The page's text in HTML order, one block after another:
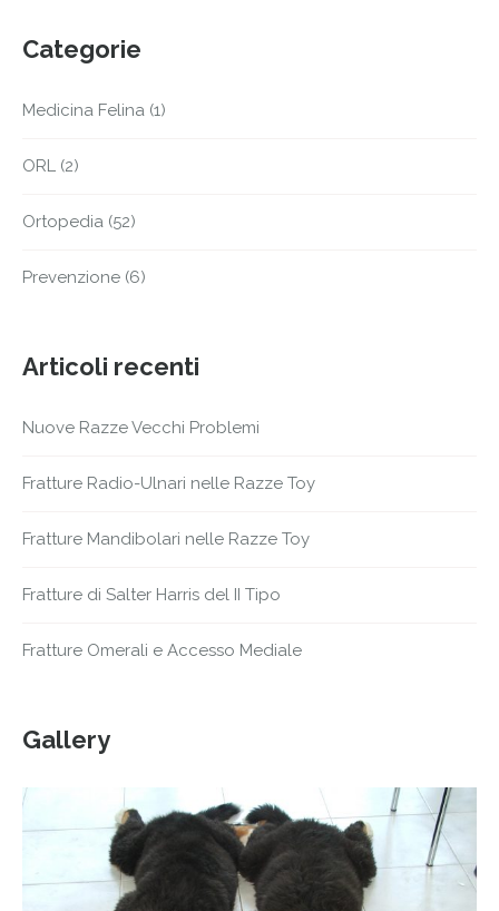
Categorie
Medicina Felina (1)
ORL (2)
Ortopedia (52)
Prevenzione (6)
Articoli recenti
Nuove Razze Vecchi Problemi
Fratture Radio-Ulnari nelle Razze Toy
Fratture Mandibolari nelle Razze Toy
Fratture di Salter Harris del II Tipo
Fratture Omerali e Accesso Mediale
Gallery